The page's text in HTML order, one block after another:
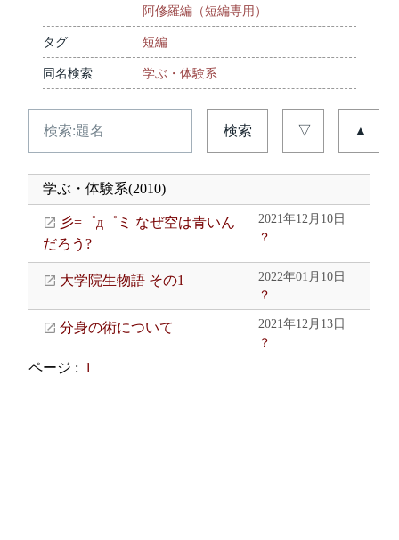
阿修羅編（短編専用）
タグ 短編
同名検索 学ぶ・体験系
検索 ▽ ▲
学ぶ・体験系(2010)
彡=゜д゜ミ なぜ空は青いん
だろう?
2021年12月10日
？
大学院生物語 その1
2022年01月10日
？
分身の術について
2021年12月13日
？
ページ : 1